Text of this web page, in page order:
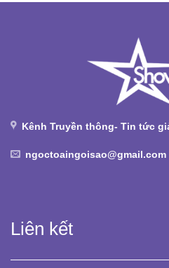
Kênh Truyền thông- Tin tức
ngoctoaingoisao@gmail.com
Liên kết